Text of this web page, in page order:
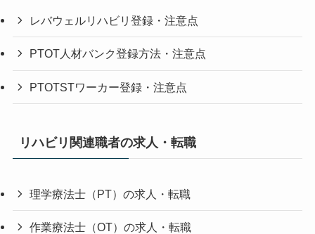
レバウェルリハビリ登録・注意点
PTOT人材バンク登録方法・注意点
PTOTSTワーカー登録・注意点
リハビリ関連職者の求人・転職
理学療法士（PT）の求人・転職
作業療法士（OT）の求人・転職